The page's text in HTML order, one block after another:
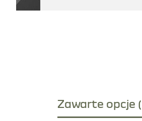
Zawarte opcje